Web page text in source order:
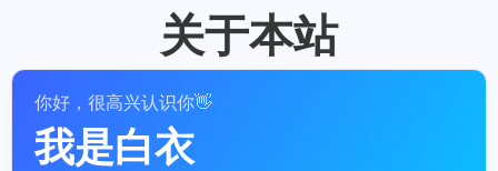
关于本站
你好，很高兴认识你👋
我是白衣